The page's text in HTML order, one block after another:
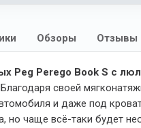
Обзоры Отзывы
Peg Perego Book S с
своей
и даже под
но чаще всё-таки будет